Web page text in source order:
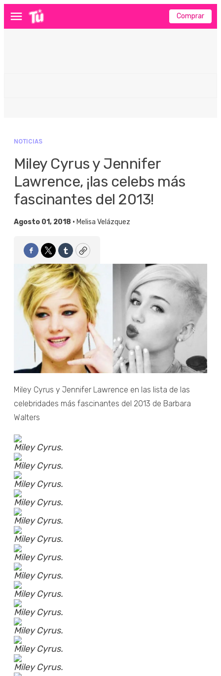
Menú Comprar
NOTICIAS
Miley Cyrus y Jennifer
Lawrence, ¡las celebs más
fascinantes del 2013!
Agosto 01, 2018 • Melisa Velázquez
Facebook
TwitterTumblrCopy
Miley Cyrus y Jennifer Lawrence en las lista de las
celebridades más fascinantes del 2013 de Barbara
Walters
Miley Cyrus.
Miley Cyrus.
Miley Cyrus.
Miley Cyrus.
Miley Cyrus.
Miley Cyrus.
Miley Cyrus.
Miley Cyrus.
Miley Cyrus.
Miley Cyrus.
Miley Cyrus.
Miley Cyrus.
Miley Cyrus.